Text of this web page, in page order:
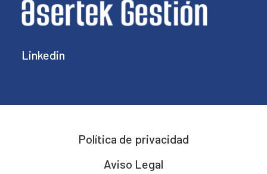
Linkedin
Política de privacidad
Aviso Legal